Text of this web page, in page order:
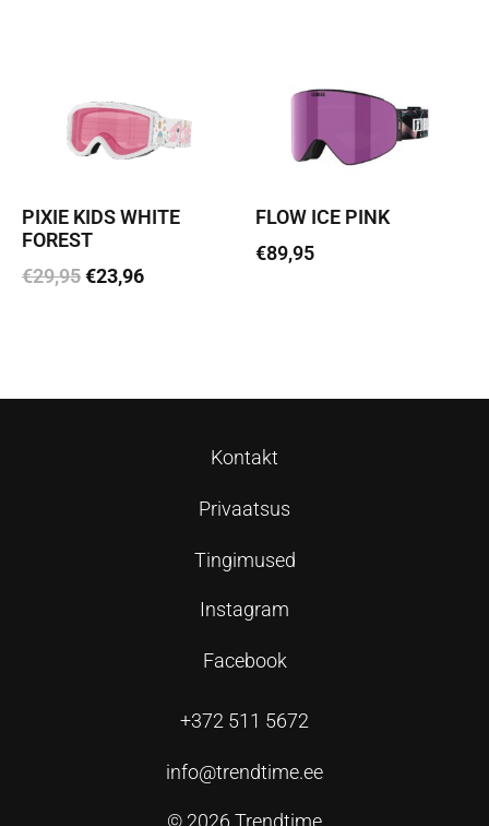
PIXIE KIDS WHITE
FOREST
€29,95€23,96
FLOW ICE PINK
€89,95
Kontakt
Privaatsus
Tingimused
Instagram
Facebook
+372 511 5672
info@trendtime.ee
© 2026 Trendtime